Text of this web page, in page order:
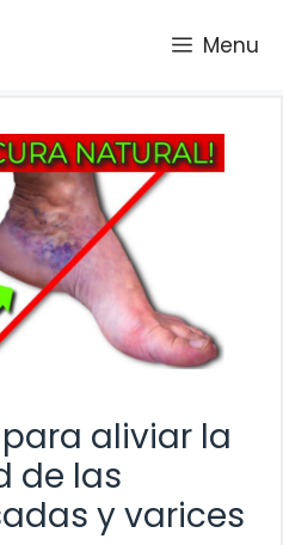
Menu
aliviar la
de las
y varices